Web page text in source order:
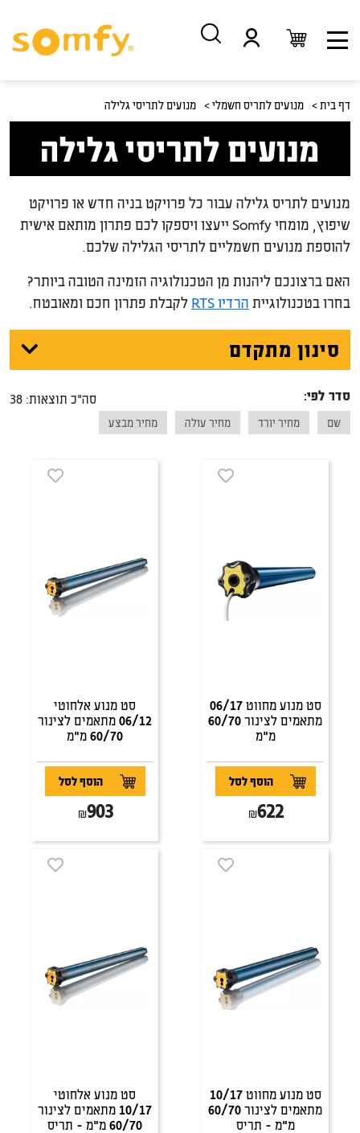
דף בית > מנועים לתריס חשמלי > מנועים לתריסי גלילה
מנועים לתריסי גלילה
מנועים לתריס גלילה עבור כל פרויקט בניה חדש או פרויקט
שיפוץ, מומחי Somfy ייעצו ויספקו לכם פתרון מותאם אישית
להוספת מנועים חשמליים לתריסי הגלילה שלכם.
האם ברצונכם ליהנות מן הטכנולוגיה הזמינה הטובה ביותר?
בחרו בטכנולוגיית הרדיו RTS לקבלת פתרון חכם ומאובטח.
סינון מתקדם
סדר לפי:
שם מחיר יורד מחיר עולה מחיר מבצע
סה"כ תוצאות: 38
סט מנוע מחווט 06/17
מתאמים לצינור 60/70
מ"מ
₪622
הוסף לסל
סט מנוע אלחוטי
06/12 מתאמים לצינור
60/70 מ"מ
₪903
הוסף לסל
סט מנוע מחווט 10/17
מתאמים לצינור 60/70
מ"מ - תריס
סט מנוע אלחוטי
10/17 מתאמים לצינור
60/70 מ"מ - תריס